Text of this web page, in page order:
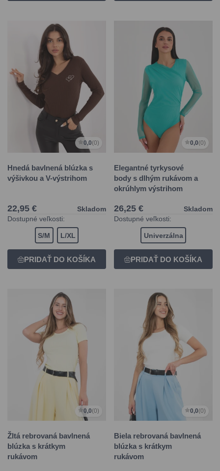
0,0(0)
Hnedá bavlnená blúzka s
výšivkou a V-výstrihom
22,95 €
Skladom
Dostupné veľkosti:
S/M L/XL
0,0(0)
Elegantné tyrkysové
body s dlhým rukávom a
okrúhlym výstrihom
26,25 €
Skladom
Dostupné veľkosti:
Univerzálna
0,0(0)
Žltá rebrovaná bavlnená
blúzka s krátkym
rukávom
0,0(0)
Biela rebrovaná bavlnená
blúzka s krátkym
rukávom